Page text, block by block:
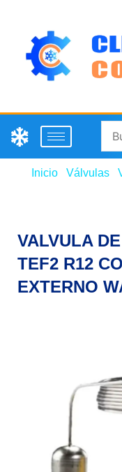
Inicio Válvulas
VALVULA
TEF2 R12
EXTERNO